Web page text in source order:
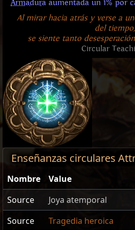
Armadura aumentada un 1% por
Al mirar hacia atrás y verse a
del tiempo,
se siente tanto
Circular
Enseñanzas circulares
Nombre
Value
Source
Joya atemporal
Source
Tragedia heroica